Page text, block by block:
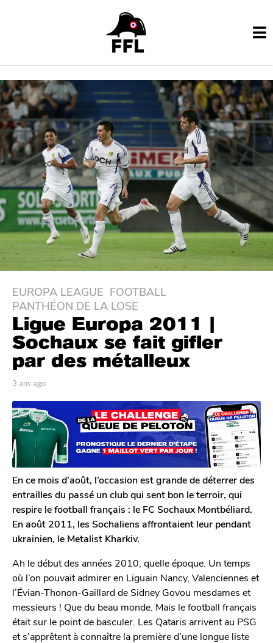
3
a
s
a
g
o
a
n
s
a
g
o
EUROPA LEAGUE ,FOOTBALL
PANTHÉON DE LA LOSE
Ligue Europa 2011 |
Sochaux se fait gifler
par des métalleux
p
r
J
o
n
a
s
3 ans ago
s
a
En ce mois d’août, l’occasion est grande de déterrer des
entrailles du passé un club qui sent bon le terroir, qui
respire le football français : le FC Sochaux Montbéliard.
En août 2011, les Sochaliens affrontaient leur pendant
ukrainien, le Metalist Kharkiv.
Ah le début des années 2010, quelle époque. Un temps
où l’on pouvait admirer en Liguain Nancy, Valenciennes et
l’Évian-Thonon-Gaillard de Sidney Govou mesdames et
messieurs ! Que du beau monde. Mais le football français
était sur le point de basculer. Les Qataris arrivent au PSG
et s’apprêtent à connaître la première d’une longue liste